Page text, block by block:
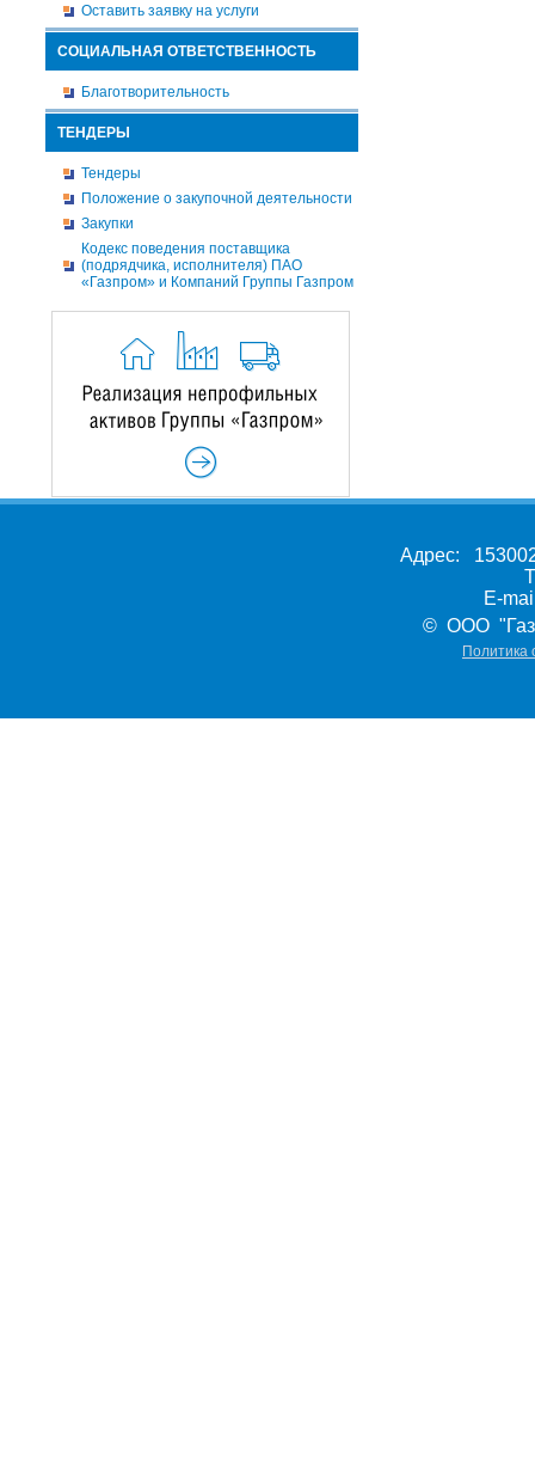
Оставить заявку на услуги
СОЦИАЛЬНАЯ ОТВЕТСТВЕННОСТЬ
Благотворительность
ТЕНДЕРЫ
Тендеры
Положение о закупочной деятельности
Закупки
Кодекс поведения поставщика
(подрядчика, исполнителя) ПАО
«Газпром» и Компаний Группы Газпром
Адрес:
E-
© ООО
Политика